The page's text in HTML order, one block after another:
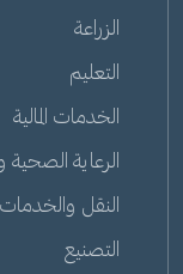
الزراعة
التعليم
الخدمات المالية
الرعاية الصحية
النقل
التصنيع